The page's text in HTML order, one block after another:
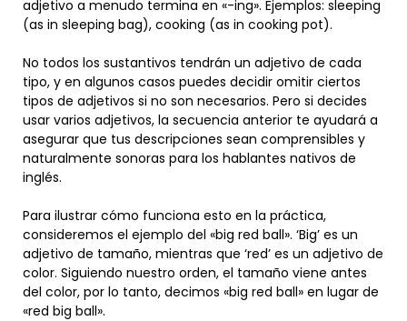
adjetivo a menudo termina en «-ing». Ejemplos: sleeping
(as in sleeping bag), cooking (as in cooking pot).
No todos los sustantivos tendrán un adjetivo de cada
tipo, y en algunos casos puedes decidir omitir ciertos
tipos de adjetivos si no son necesarios. Pero si decides
usar varios adjetivos, la secuencia anterior te ayudará a
asegurar que tus descripciones sean comprensibles y
naturalmente sonoras para los hablantes nativos de
inglés.
Para ilustrar cómo funciona esto en la práctica,
consideremos el ejemplo del «big red ball». ‘Big’ es un
adjetivo de tamaño, mientras que ‘red’ es un adjetivo de
color. Siguiendo nuestro orden, el tamaño viene antes
del color, por lo tanto, decimos «big red ball» en lugar de
«red big ball».